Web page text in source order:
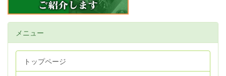
メニュー
トップページ